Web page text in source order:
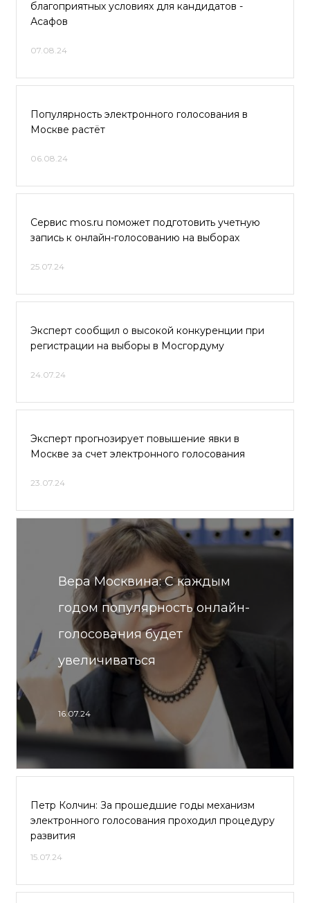
благоприятных условиях для кандидатов -
Асафов
07.08.24
Популярность электронного голосования в
Москве растёт
06.08.24
Сервис mos.ru поможет подготовить учетную
запись к онлайн-голосованию на выборах
25.07.24
Эксперт сообщил о высокой конкуренции при
регистрации на выборы в Мосгордуму
24.07.24
Эксперт прогнозирует повышение явки в
Москве за счет электронного голосования
23.07.24
Вера Москвина: С каждым
годом популярность онлайн-
голосования будет
увеличиваться
16.07.24
Петр Колчин: За прошедшие годы механизм
электронного голосования проходил процедуру
развития
15.07.24